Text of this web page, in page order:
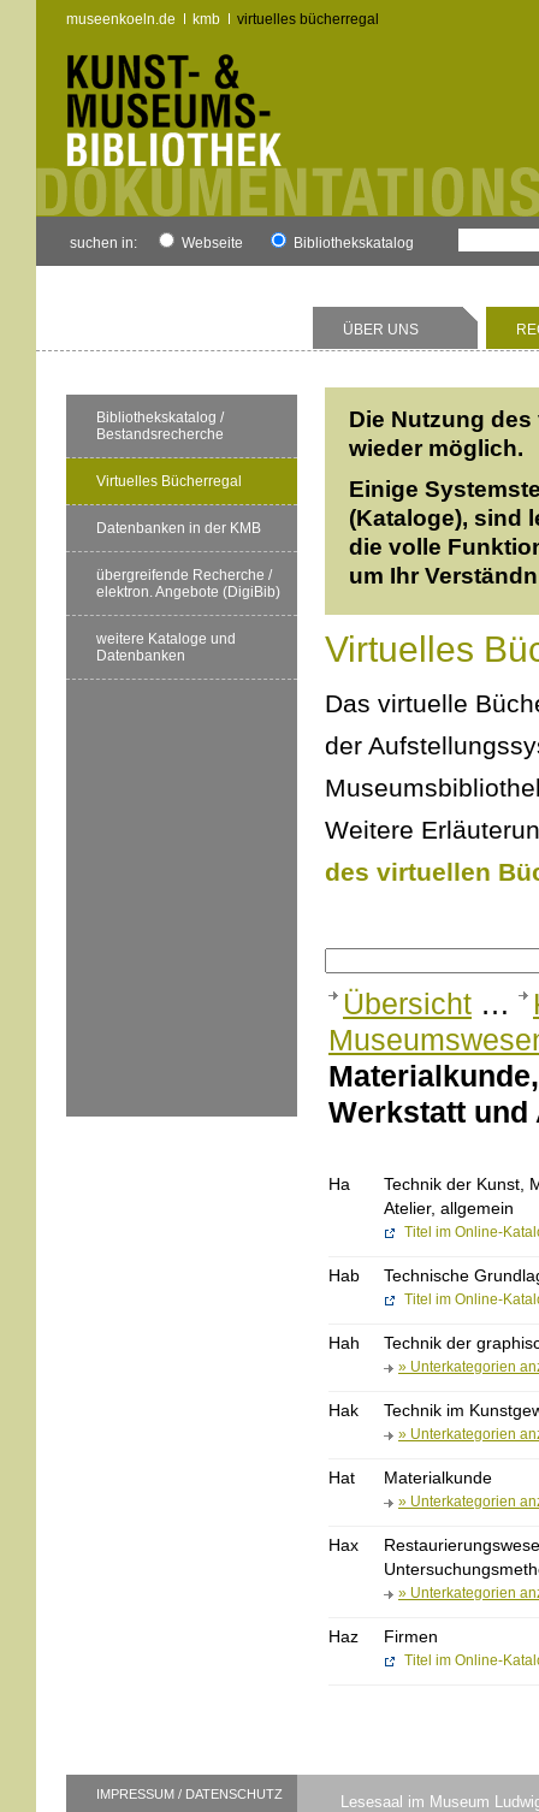
museenkoeln.de kmb virtuelles bücherregal
suchen in: Webseite Bibliothekskatalog
ÜBER UNS
Bibliothekskatalog /
Bestandsrecherche
Virtuelles Bücherregal
Datenbanken in der KMB
übergreifende Recherche /
elektron. Angebote (DigiBib)
weitere Kataloge und
Datenbanken
Die Nutzung
wieder möglich.
Einige
(Kataloge), sind
die volle
um Ihr
Virtuelles
Das virtuelle
der
Weitere
des virtuellen
Übersicht …
Werkstatt und
Ha
Technik der Kunst,
Atelier, allgemein
Titel im Online-
Hab Technische
Titel im Online-
Hah Technik der
» Unterkategorien
Hak Technik im
» Unterkategorien
Hat Materialkunde
» Unterkategorien
Hax
» Unterkategorien
Haz Firmen
Titel im Online-
IMPRESSUM / DATENSCHUTZ Lesesaal im Museum